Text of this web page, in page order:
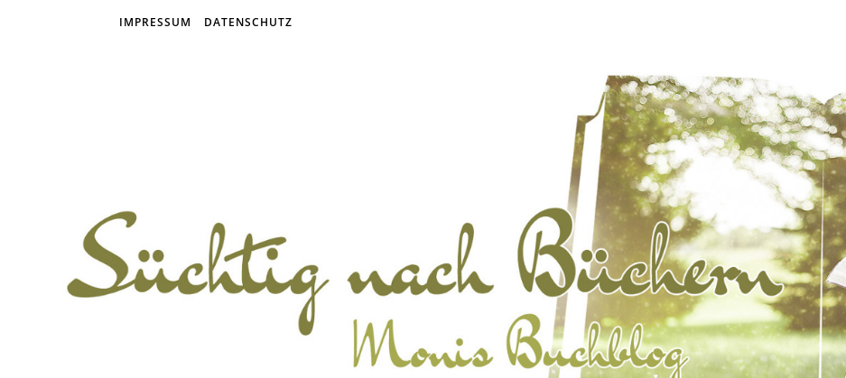
IMPRESSUM DATENSCHUTZ